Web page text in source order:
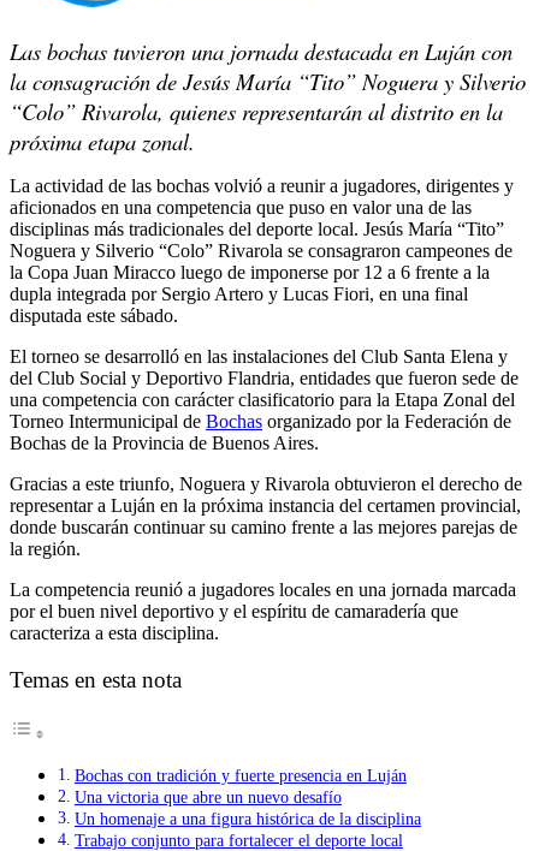
Las bochas tuvieron una jornada destacada en Luján con
la consagración de Jesús María “Tito” Noguera y Silverio
“Colo” Rivarola, quienes representarán al distrito en la
próxima etapa zonal.
La actividad de las bochas volvió a reunir a jugadores, dirigentes y
aficionados en una competencia que puso en valor una de las
disciplinas más tradicionales del deporte local. Jesús María “Tito”
Noguera y Silverio “Colo” Rivarola se consagraron campeones de
la Copa Juan Miracco luego de imponerse por 12 a 6 frente a la
dupla integrada por Sergio Artero y Lucas Fiori, en una final
disputada este sábado.
El torneo se desarrolló en las instalaciones del Club Santa Elena y
del Club Social y Deportivo Flandria, entidades que fueron sede de
una competencia con carácter clasificatorio para la Etapa Zonal del
Torneo Intermunicipal de Bochas organizado por la Federación de
Bochas de la Provincia de Buenos Aires.
Gracias a este triunfo, Noguera y Rivarola obtuvieron el derecho de
representar a Luján en la próxima instancia del certamen provincial,
donde buscarán continuar su camino frente a las mejores parejas de
la región.
La competencia reunió a jugadores locales en una jornada marcada
por el buen nivel deportivo y el espíritu de camaradería que
caracteriza a esta disciplina.
Temas en esta nota
Bochas con tradición y fuerte presencia en Luján
Una victoria que abre un nuevo desafío
Un homenaje a una figura histórica de la disciplina
Trabajo conjunto para fortalecer el deporte local